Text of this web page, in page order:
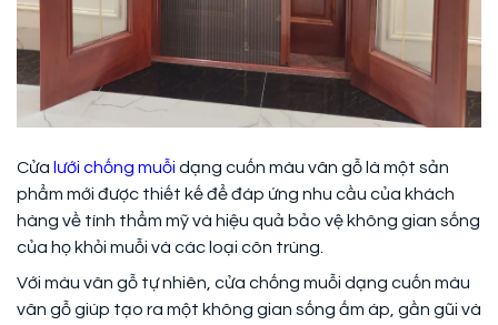
Cửa lưới chống muỗi dạng cuốn màu vân gỗ là một sản
phẩm mới được thiết kế để đáp ứng nhu cầu của khách
hàng về tính thẩm mỹ và hiệu quả bảo vệ không gian sống
của họ khỏi muỗi và các loại côn trùng.
Với màu vân gỗ tự nhiên, cửa chống muỗi dạng cuốn màu
vân gỗ giúp tạo ra một không gian sống ấm áp, gần gũi và